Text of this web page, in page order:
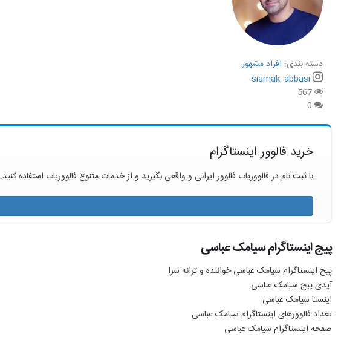
دسته بندی: افراد مشهور
siamak_abbasi
خرید فالوور اینستاگرام
با ثبت نام در فالووریاب فالوور ایرانی و واقعی بگیرید و از خدمات متنوع فالووریاب استفاده کنید.
پیج اینستاگرام سیامک عباسی
پیج اینستاگرام سیامک عباسی خواننده و ترانه سرا
آیدی پیج سیامک عباسی
اینستا سیامک عباسی
تعداد فالوورهای اینستاگرام سیامک عباسی
صفحه اینستاگرام سیامک عباسی